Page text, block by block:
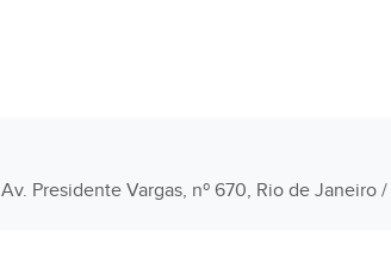
Av. Presidente Vargas, nº 670, Rio de Janeiro